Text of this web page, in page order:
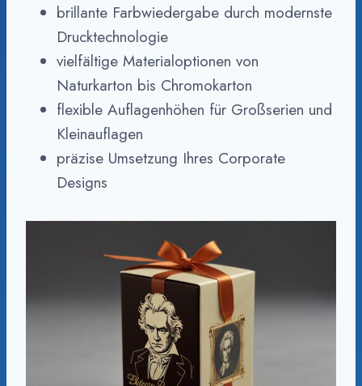
brillante Farbwiedergabe durch modernste
Drucktechnologie
vielfältige Materialoptionen von
Naturkarton bis Chromokarton
flexible Auflagenhöhen für Großserien und
Kleinauflagen
präzise Umsetzung Ihres Corporate
Designs